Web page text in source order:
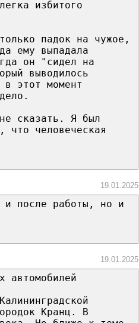
избитого
падок на чужое,
ему выпадала
он "сидел на
выводилось
этот момент
сказать. Я был
что человеческая
19.01.2025
и после работы, но и
19.01.2025
автомобилей
Кранц. В